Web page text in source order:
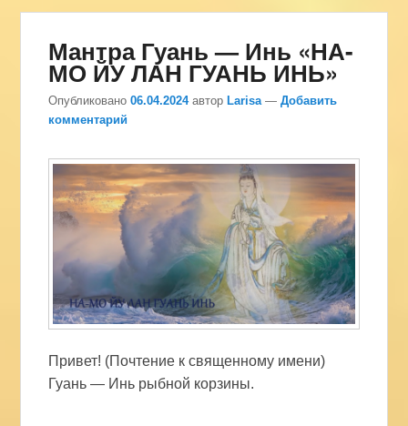
Мантра Гуань — Инь «НА-
МО ЙУ ЛАН ГУАНЬ ИНЬ»
Опубликовано06.04.2024 автор Larisa —Добавить
комментарий
Привет! (Почтение к священному имени)
Гуань — Инь рыбной корзины.